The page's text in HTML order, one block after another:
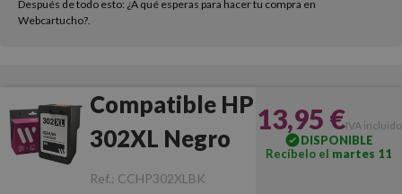
Después de todo esto: ¿A qué esperas para hacer tu compra en
Webcartucho?.
Compatible HP
302XL Negro
Ref.: CCHP302XLBK
13,95 €IVA incluido
DISPONIBLE
Recíbelo el martes 11